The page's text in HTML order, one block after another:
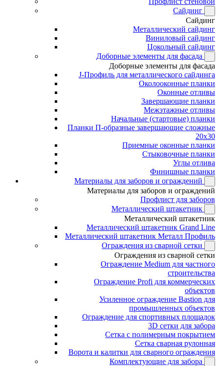
Сайдинг
Сайдинг
Металлический сайдинг
Виниловый сайдинг
Цокольный сайдинг
Доборные элементы для фасада
Доборные элементы для фасада
J-Профиль для металлического сайдинга
Околооконные планки
Оконные отливы
Завершающие планки
Межэтажные отливы
Начальные (стартовые) планки
Планки П-образные завершающие сложные
20x30
Приемные оконные планки
Стыковочные планки
Углы отлива
Финишные планки
Материалы для заборов и ограждений
Материалы для заборов и ограждений
Профлист для заборов
Металлический штакетник
Металлический штакетник
Металлический штакетник Grand Line
Металлический штакетник Металл Профиль
Ограждения из сварной сетки
Ограждения из сварной сетки
Ограждение Medium для частного
строительства
Ограждение Profi для коммерческих
объектов
Усиленное ограждение Bastion для
промышленных объектов
Ограждение для спортивных площадок
3D сетки для забора
Сетка с полимерным покрытием
Сетка сварная рулонная
Ворота и калитки для сварного ограждения
Комплектующие для забора